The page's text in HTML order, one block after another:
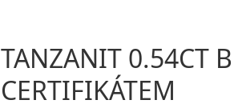
TANZANIT 0.54CT
CERTIFIKÁTEM